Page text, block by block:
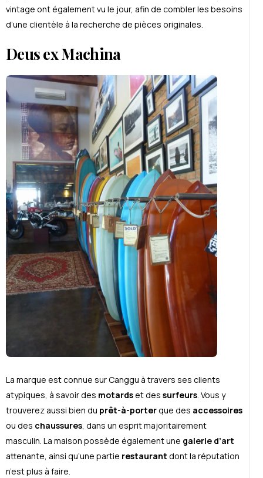
vintage ont également vu le jour, afin de combler les besoins
d’une clientèle à la recherche de pièces originales.
Deus ex Machina
La marque est connue sur Canggu à travers ses clients
atypiques, à savoir des motardset des surfeurs. Vous y
trouverez aussi bien du prêt-à-porterque des accessoires
ou des chaussures, dans un esprit majoritairement
masculin. La maison possède également une galerie d’art
attenante, ainsi qu’une partie restaurant dont la réputation
n’est plus à faire.